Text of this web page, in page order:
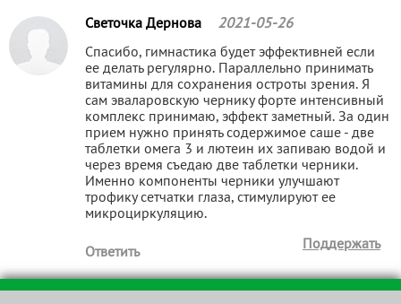
Светочка Дернова 2021-05-26
Спасибо, гимнастика будет эффективней если
ее делать регулярно. Параллельно принимать
витамины для сохранения остроты зрения. Я
сам эваларовскую чернику форте интенсивный
комплекс принимаю, эффект заметный. За один
прием нужно принять содержимое саше - две
таблетки омега 3 и лютеин их запиваю водой и
через время съедаю две таблетки черники.
Именно компоненты черники улучшают
трофику сетчатки глаза, стимулируют ее
микроциркуляцию.
Ответить
Поддержать